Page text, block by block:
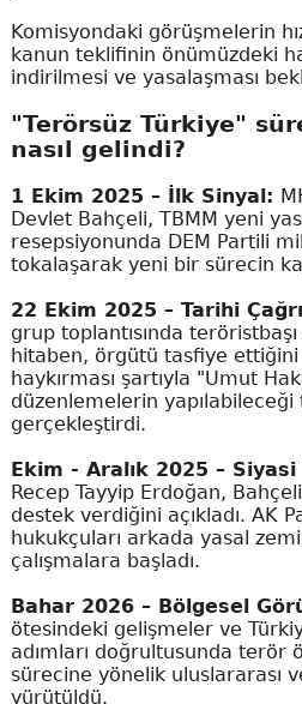
Komisyondaki görüşmelerin
kanun teklifinin önümüzdeki
indirilmesi ve yasalaşması
"Terörsüz Türkiye"
nasıl gelindi?
1 Ekim 2025 – İlk Sinyal:
Devlet Bahçeli, TBMM yeni
resepsiyonunda DEM Partili
tokalaşarak yeni bir sürecin
22 Ekim 2025 – Tarihi
grup toplantısında
hitaben, örgütü tasfiye ettiğini
haykırması şartıyla "Umut
düzenlemelerin yapılabileceği
gerçekleştirdi.
Ekim - Aralık 2025 –
Recep Tayyip Erdoğan,
destek verdiğini açıkladı. AK
hukukçuları arkada yasal
çalışmalara başladı.
Bahar 2026 – Bölgesel
ötesindeki gelişmeler ve
adımları doğrultusunda terör
sürecine yönelik uluslararası
yürütüldü.